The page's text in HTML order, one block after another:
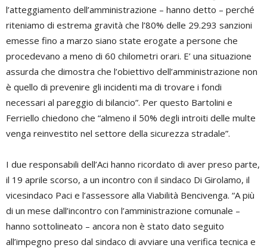
l’atteggiamento dell’amministrazione – hanno detto – perché
riteniamo di estrema gravità che l’80% delle 29.293 sanzioni
emesse fino a marzo siano state erogate a persone che
procedevano a meno di 60 chilometri orari. E’ una situazione
assurda che dimostra che l’obiettivo dell’amministrazione non
è quello di prevenire gli incidenti ma di trovare i fondi
necessari al pareggio di bilancio”. Per questo Bartolini e
Ferriello chiedono che “almeno il 50% degli introiti delle multe
venga reinvestito nel settore della sicurezza stradale”.
I due responsabili dell’Aci hanno ricordato di aver preso parte,
il 19 aprile scorso, a un incontro con il sindaco Di Girolamo, il
vicesindaco Paci e l’assessore alla Viabilità Bencivenga. “A più
di un mese dall’incontro con l’amministrazione comunale –
hanno sottolineato – ancora non è stato dato seguito
all’impegno preso dal sindaco di avviare una verifica tecnica e